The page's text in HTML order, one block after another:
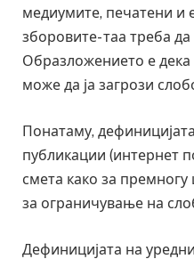
медиумите, печатени и
зборовите- таа треба
Образложението е дека
може да ја загрози
Понатаму,
публикации (интернет
смета како за
за ограничување на
Дефиницијата на